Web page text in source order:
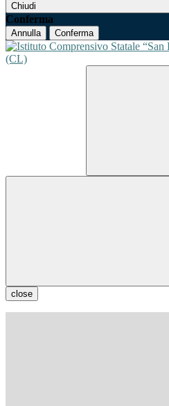
Chiudi
Conferma
Annulla Conferma
close